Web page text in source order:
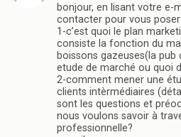
bonjour, en lisant votre e-
contacter pour vous
1-c’est quoi le plan
consiste la fonction du
boissons gazeuses(la
etude de marché ou quoi
2-comment mener une
clients intèrmédiaires
sont les questions et
nous voulons savoir à
professionnelle?